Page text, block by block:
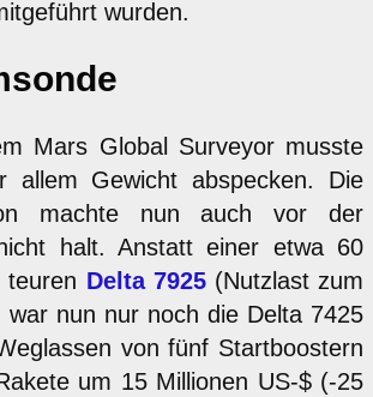
wurden.
Mars Global Surveyor musste
allem Gewicht abspecken. Die
machte nun auch vor der
halt. Anstatt einer etwa 60
teuren Delta 7925(Nutzlast zum
war nun nur noch die Delta 7425
von fünf Startboostern
um 15 Millionen US-$ (-25